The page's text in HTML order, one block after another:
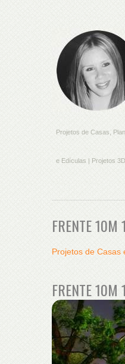
Projetos de Casas,
e Edículas | Projetos
FRENTE 10M
Projetos de Casas
FRENTE 10M